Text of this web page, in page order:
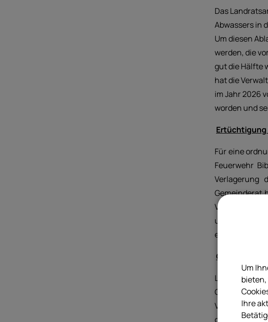
Das
Abwassers in
Um diesen
werden, die
gut die Hälfte
hat die
im Jahr 2026
worden und
Ertüchtigung
Für eine
Feuerwehr
Verlagerung
Gemeinderat
Verlegung
umgelegt
erforderlich,
Landwirte,
Gemeinde
der
Um
Ihre